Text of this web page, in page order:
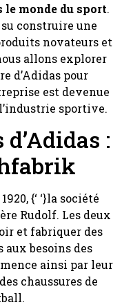
le monde du sport.
construire une
novateurs et
allons explorer
d’Adidas pour
est devenue
sportive.
:
{‘ ‘}la société
Rudolf. Les deux
et fabriquer des
aux besoins des
ainsi par leur
chaussures de